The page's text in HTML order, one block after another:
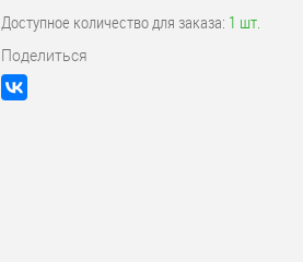
Доступное количество для заказа: 1 шт.
Поделиться